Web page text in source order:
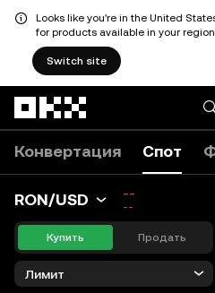
Looks like you're in the United
for products available in your
Switch site
Конвертация Спот
RON/USD --
--
Купить Продать
Лимит